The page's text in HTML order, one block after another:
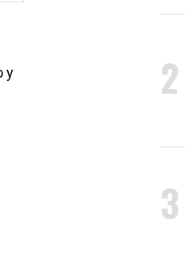
y